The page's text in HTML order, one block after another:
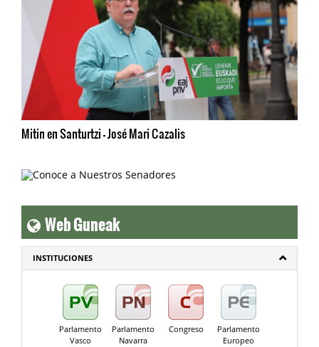
Mitin en Santurtzi - José Mari Cazalis
Web Guneak
INSTITUCIONES
Parlamento
Vasco
Parlamento
Navarra
Congreso
Parlamento
Europeo